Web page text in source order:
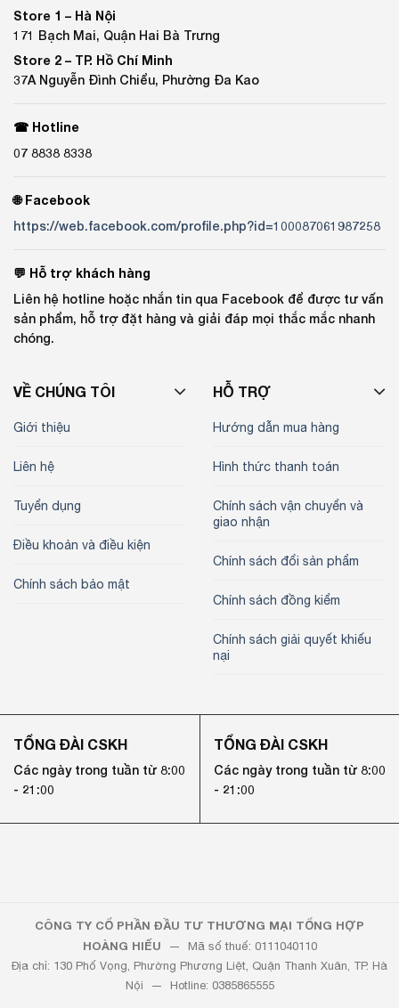
Store 1 – Hà Nội
171 Bạch Mai, Quận Hai Bà Trưng
Store 2 – TP. Hồ Chí Minh
37A Nguyễn Đình Chiểu, Phường Đa Kao
☎ Hotline
07 8838 8338
🌐 Facebook
https://web.facebook.com/profile.php?id=100087061987258
💬 Hỗ trợ khách hàng
Liên hệ hotline hoặc nhắn tin qua Facebook để được tư vấn
sản phẩm, hỗ trợ đặt hàng và giải đáp mọi thắc mắc nhanh
chóng.
VỀ CHÚNG TÔI
Giới thiệu
Liên hệ
Tuyển dụng
Điều khoản và điều kiện
Chính sách bảo mật
HỖ TRỢ
Hướng dẫn mua hàng
Hình thức thanh toán
Chính sách vận chuyển và
giao nhận
Chính sách đổi sản phẩm
Chính sách đồng kiểm
Chính sách giải quyết khiếu
nại
TỔNG ĐÀI CSKH
Các ngày trong tuần từ 8:00
- 21:00
TỔNG ĐÀI CSKH
Các ngày trong tuần từ 8:00
- 21:00
CÔNG TY CỔ PHẦN ĐẦU TƯ THƯƠNG MẠI TỔNG HỢP
HOÀNG HIẾU — Mã số thuế: 0111040110
Địa chỉ: 130 Phố Vọng, Phường Phương Liệt, Quận Thanh Xuân, TP. Hà
Nội — Hotline: 0385865555